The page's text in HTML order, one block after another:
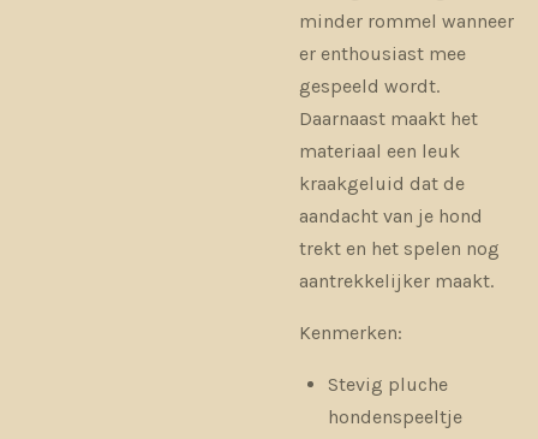
minder rommel wanneer
er enthousiast mee
gespeeld wordt.
Daarnaast maakt het
materiaal een leuk
kraakgeluid dat de
aandacht van je hond
trekt en het spelen nog
aantrekkelijker maakt.
Kenmerken:
Stevig pluche
hondenspeeltje